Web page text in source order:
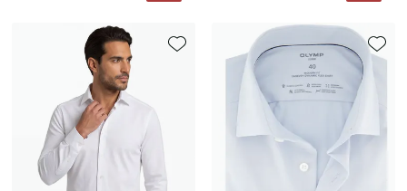
Toevoegen aan favorieten